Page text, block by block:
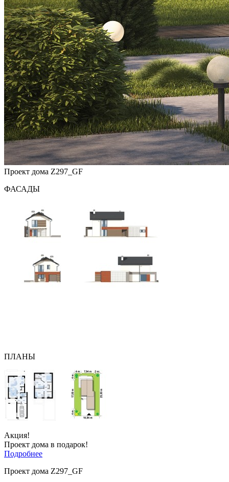
Проект дома Z297_GF
ФАСАДЫ
ПЛАНЫ
Акция!
Проект дома в подарок!
Подробнее
Проект дома Z297_GF